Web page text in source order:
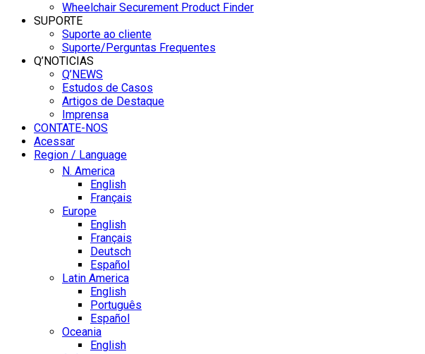
Wheelchair Securement Product Finder
SUPORTE
Suporte ao cliente
Suporte/Perguntas Frequentes
Q’NOTICIAS
Q’NEWS
Estudos de Casos
Artigos de Destaque
Imprensa
CONTATE-NOS
Acessar
Region / Language
N. America
English
Français
Europe
English
Français
Deutsch
Español
Latin America
English
Português
Español
Oceania
English